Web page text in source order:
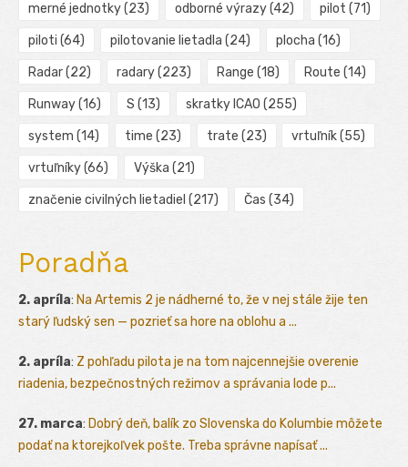
merné jednotky(23) odborné výrazy(42) pilot (71)
piloti (64) pilotovanie lietadla (24) plocha (16)
Radar(22) radary(223) Range (18) Route (14)
Runway(16) S (13) skratky ICAO (255)
system (14) time (23) trate (23) vrtuľník(55)
vrtuľníky(66) Výška (21)
značenie civilných lietadiel (217) Čas (34)
Poradňa
2. apríla: Na Artemis 2 je nádherné to, že v nej stále žije ten
starý ľudský sen — pozrieť sa hore na oblohu a ...
2. apríla: Z pohľadu pilota je na tom najcennejšie overenie
riadenia, bezpečnostných režimov a správania lode p...
27. marca: Dobrý deň, balík zo Slovenska do Kolumbie môžete
podať na ktorejkoľvek pošte. Treba správne napísať ...